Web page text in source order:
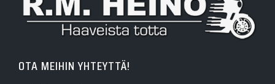
OTA MEIHIN YHTEYTTÄ!